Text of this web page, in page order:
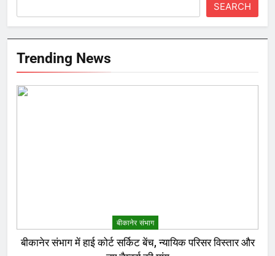
SEARCH
Trending News
बीकानेर संभाग
बीकानेर संभाग में हाई कोर्ट सर्किट बेंच, न्यायिक परिसर विस्तार और